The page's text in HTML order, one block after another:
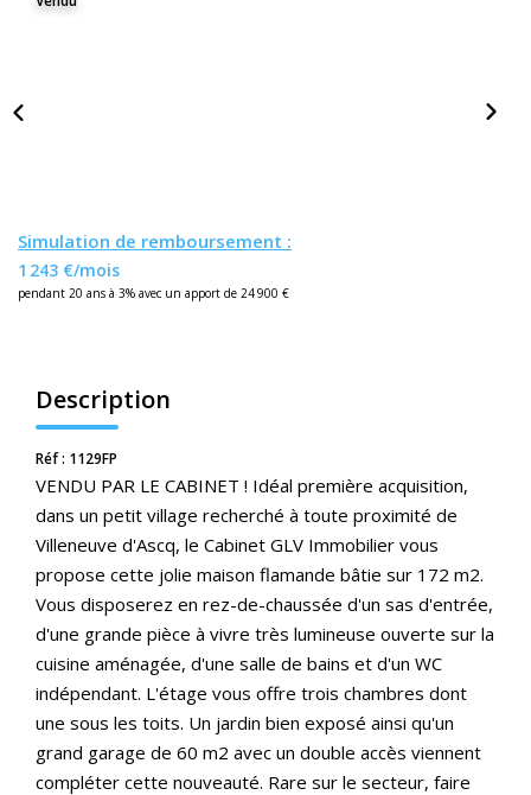
Simulation de remboursement :
1 243 €/mois
pendant 20 ans à 3% avec un apport de 24 900 €
Description
Réf : 1129FP
VENDU PAR LE CABINET ! Idéal première acquisition,
dans un petit village recherché à toute proximité de
Villeneuve d'Ascq, le Cabinet GLV Immobilier vous
propose cette jolie maison flamande bâtie sur 172 m2.
Vous disposerez en rez-de-chaussée d'un sas d'entrée,
d'une grande pièce à vivre très lumineuse ouverte sur la
cuisine aménagée, d'une salle de bains et d'un WC
indépendant. L'étage vous offre trois chambres dont
une sous les toits. Un jardin bien exposé ainsi qu'un
grand garage de 60 m2 avec un double accès viennent
compléter cette nouveauté. Rare sur le secteur, faire